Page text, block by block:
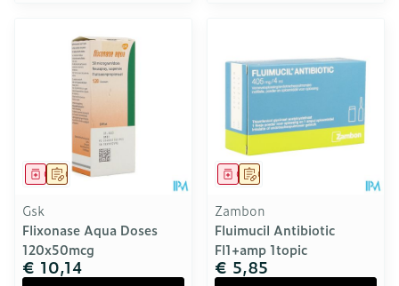
Op voorschrift
Geneesmiddel
Gsk
Flixonase Aqua Doses
120x50mcg
€ 10,14
Op voorschrift
Geneesmiddel
Zambon
Fluimucil Antibiotic
Fl1+amp 1topic
€ 5,85